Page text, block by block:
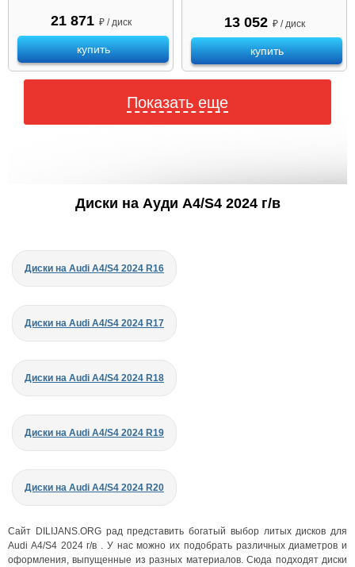
21 871 ₽ / диск
купить
13 052 ₽ / диск
купить
Показать еще
Диски на Ауди A4/S4 2024 г/в
Диски на Audi A4/S4 2024 R16
Диски на Audi A4/S4 2024 R17
Диски на Audi A4/S4 2024 R18
Диски на Audi A4/S4 2024 R19
Диски на Audi A4/S4 2024 R20
Сайт DILIJANS.ORG рад представить богатый выбор литых дисков для
Audi A4/S4 2024 г/в . У нас можно их подобрать различных диаметров и
оформления, выпущенные из разных материалов. Сюда подходят диски